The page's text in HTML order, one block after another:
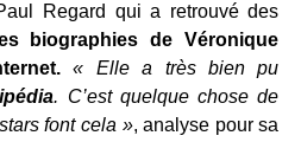
Regard qui a retrouvé des
biographies de Véronique
« Elle a très bien pu
. C’est quelque chose de
font cela », analyse pour sa